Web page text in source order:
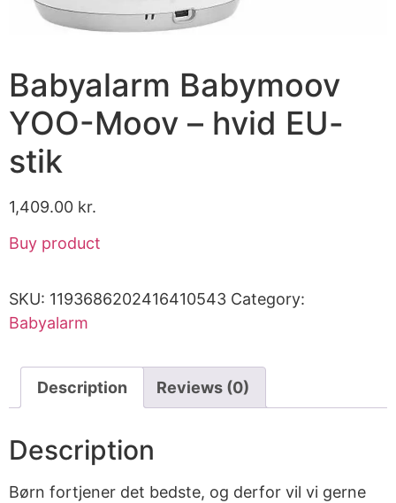
Babyalarm Babymoov
YOO-Moov – hvid EU-
stik
1,409.00 kr.
Buy product
SKU: 1193686202416410543 Category:
Babyalarm
Description Reviews (0)
Description
Børn fortjener det bedste, og derfor vil vi gerne